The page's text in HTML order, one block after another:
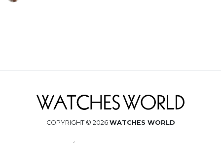
COPYRIGHT © 2026 WATCHES WORLD